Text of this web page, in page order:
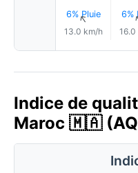
6% Pluie
↑
13.0 km/h
6%
16.0
Indice de
Maroc 🇲🇦